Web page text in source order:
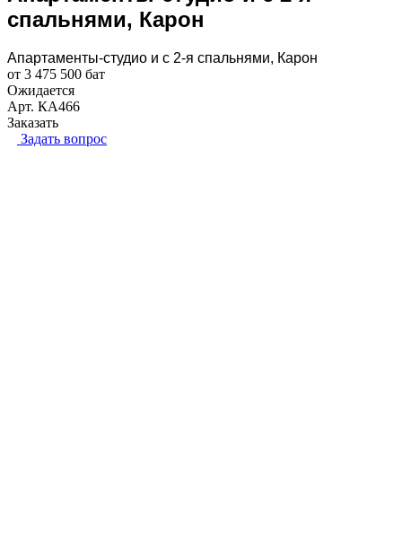
спальнями, Карон
Апартаменты-студио и с 2-я спальнями, Карон
от 3 475 500 бат
Ожидается
Арт. КА466
Заказать
Задать вопрос